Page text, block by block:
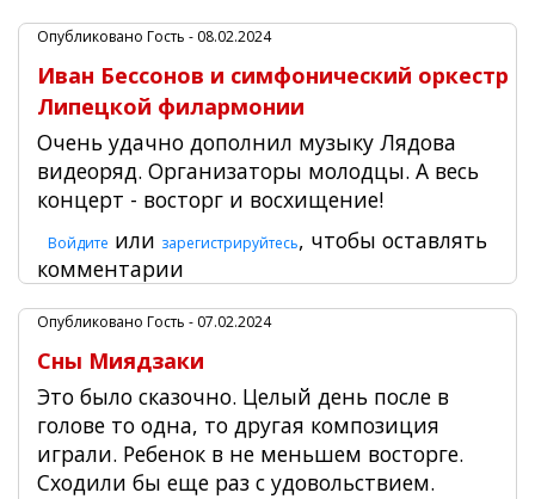
Опубликовано Гость - 08.02.2024
Иван Бессонов и симфонический оркестр
Липецкой филармонии
Очень удачно дополнил музыку Лядова
видеоряд. Организаторы молодцы. А весь
концерт - восторг и восхищение!
Войдите или зарегистрируйтесь, чтобы оставлять
комментарии
Опубликовано Гость - 07.02.2024
Сны Миядзаки
Это было сказочно. Целый день после в
голове то одна, то другая композиция
играли. Ребенок в не меньшем восторге.
Сходили бы еще раз с удовольствием.